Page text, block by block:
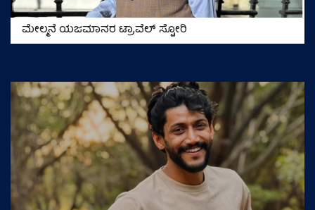
ಮೇಲ್ಮನೆ ಯಜಮಾನರ ಟ್ರಾವೆಲ್ ಸ್ಟೋರಿ